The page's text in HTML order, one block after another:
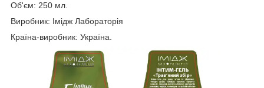
Об'єм: 250 мл.
Виробник: Імідж Лабораторія
Країна-виробник: Україна.